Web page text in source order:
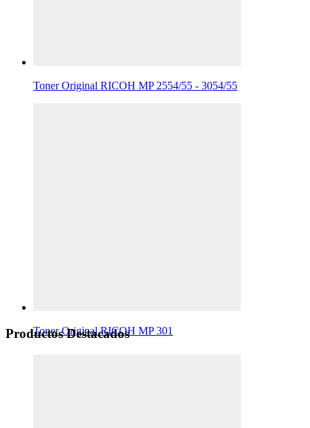
Toner Original RICOH MP 2554/55 - 3054/55
Toner Original RICOH MP 301
Productos Destacados